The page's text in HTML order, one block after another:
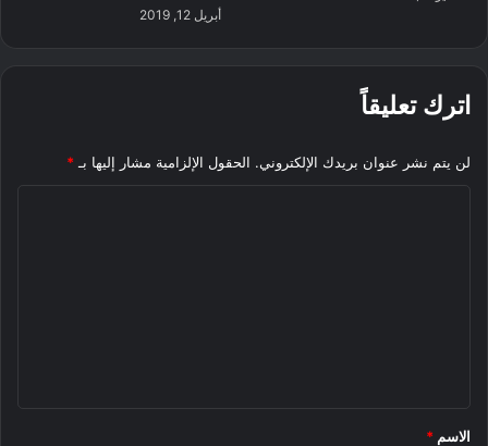
أبريل 12, 2019
اترك تعليقاً
لن يتم نشر عنوان بريدك الإلكتروني. الحقول الإلزامية مشار إليها بـ *
*
الاسم *